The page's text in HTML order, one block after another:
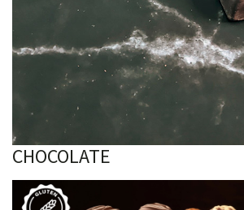
CHOCOLATE